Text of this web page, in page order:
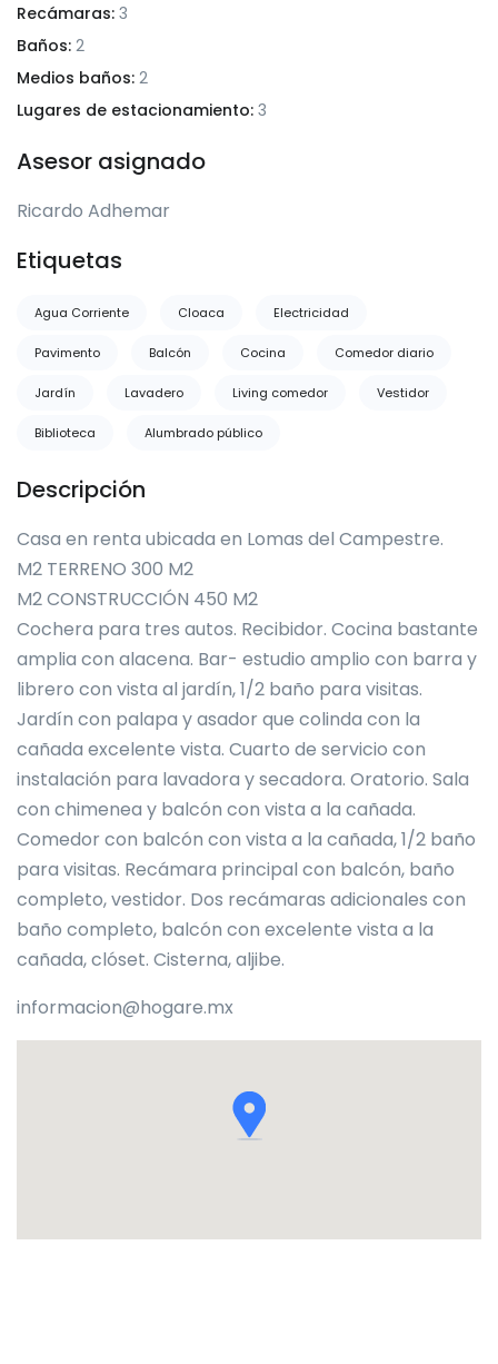
Recámaras: 3
Baños: 2
Medios baños: 2
Lugares de estacionamiento: 3
Asesor asignado
Ricardo Adhemar
Etiquetas
Agua Corriente Cloaca Electricidad
Pavimento Balcón Cocina Comedor diario
Jardín Lavadero Living comedor Vestidor
Biblioteca Alumbrado público
Descripción
Casa en renta ubicada en Lomas del Campestre.
M2 TERRENO 300 M2
M2 CONSTRUCCIÓN 450 M2
Cochera para tres autos. Recibidor. Cocina bastante
amplia con alacena. Bar- estudio amplio con barra y
librero con vista al jardín, 1/2 baño para visitas.
Jardín con palapa y asador que colinda con la
cañada excelente vista. Cuarto de servicio con
instalación para lavadora y secadora. Oratorio. Sala
con chimenea y balcón con vista a la cañada.
Comedor con balcón con vista a la cañada, 1/2 baño
para visitas. Recámara principal con balcón, baño
completo, vestidor. Dos recámaras adicionales con
baño completo, balcón con excelente vista a la
cañada, clóset. Cisterna, aljibe.
informacion@hogare.mx